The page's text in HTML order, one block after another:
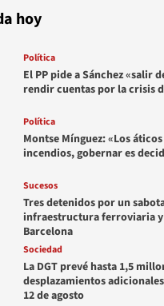
hoy
Política
El PP pide a Sánchez «salir
rendir cuentas por la crisis
Política
Montse Mínguez: «Los
incendios, gobernar es
Sucesos
Tres detenidos por un
infraestructura ferroviaria
Barcelona
Sociedad
La DGT prevé hasta 1,5
desplazamientos
12 de agosto